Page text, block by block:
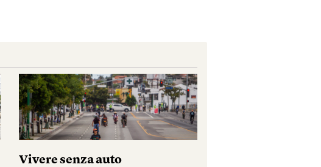
Vivere senza auto